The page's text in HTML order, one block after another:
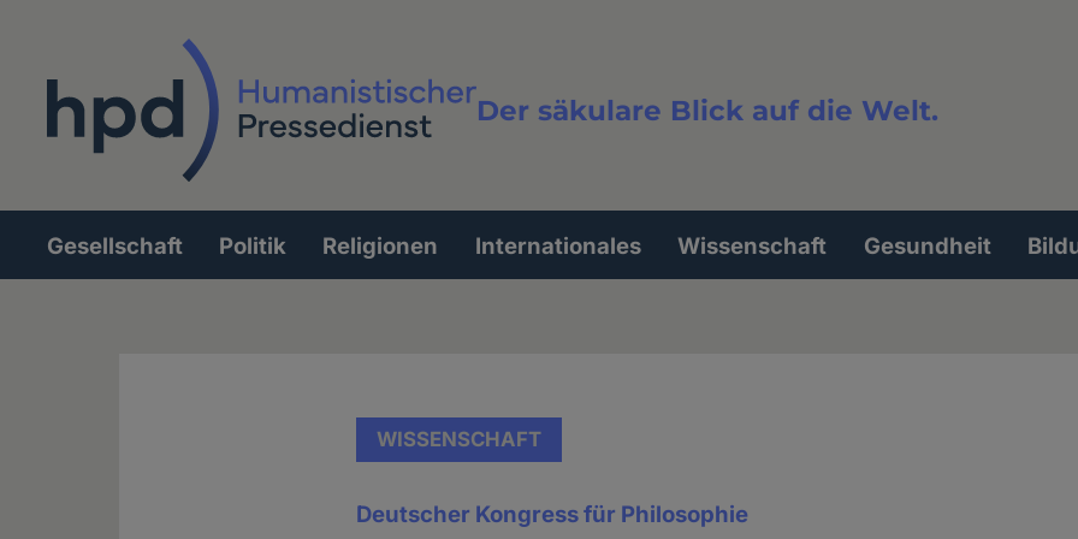
Der säkulare Blick auf die Welt.
Volltextsuche
Hauptnavigation
Gesellschaft Politik Religionen Internationales Wissenschaft Gesundheit
WISSENSCHAFT
Deutscher Kongress für Philosophie